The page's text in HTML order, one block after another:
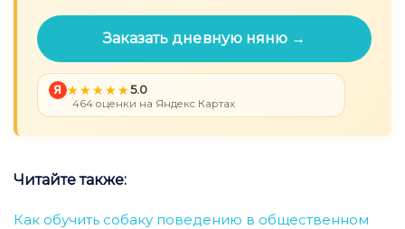
Заказать дневную няню →
Я 5.0
464 оценки на Яндекс Картах
Читайте также:
Как обучить собаку поведению в общественном